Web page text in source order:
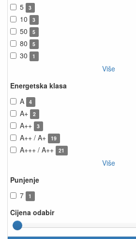
5
3
10 3
50 5
80 5
30 1
Više
Energetska klasa
A
4
A+ 2
A++ 3
A++ / A+ 19
A+++ / A++ 21
Više
Punjenje
7
1
Cijena odabir